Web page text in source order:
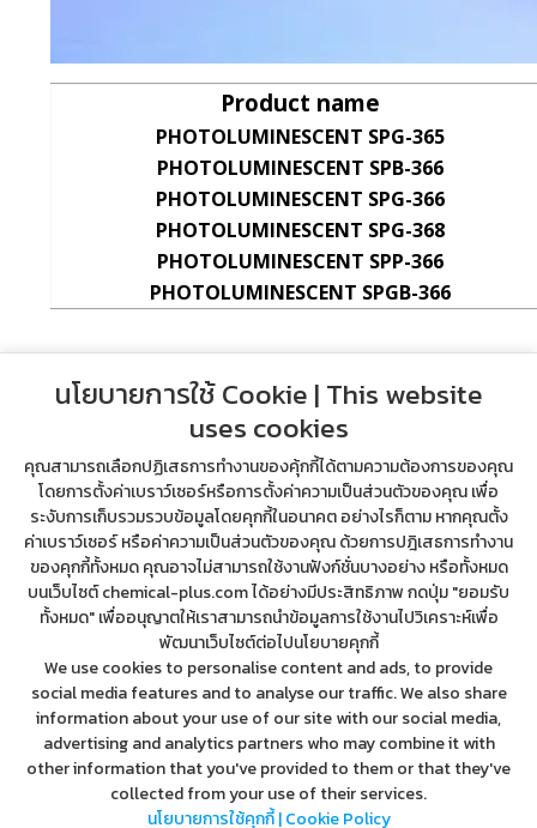
Product name
PHOTOLUMINESCENT SPG-365
PHOTOLUMINESCENT SPB-366
PHOTOLUMINESCENT SPG-366
PHOTOLUMINESCENT SPG-368
PHOTOLUMINESCENT SPP-366
PHOTOLUMINESCENT SPGB-366
Address 999/99 Rama 9 Rd., Suanluang, Suanluang, Bangkok,
Thailand, 10250
tel. (662) 718-3994-9, (669) 7369-5326
contact@chemical-plus.com
We are your partner
บริษัท เคมิคอลพลัส จำกัด (สำนักงานใหญ่)
นโยบายการใช้ Cookie | This website
uses cookies
คุณสามารถเลือกปฏิเสธการทำงานของคุ้กกี้ได้ตามความต้องการของคุณ
โดยการตั้งค่าเบราว์เซอร์หรือการตั้งค่าความเป็นส่วนตัวของคุณ เพื่อ
ระงับการเก็บรวมรวบข้อมูลโดยคุกกี้ในอนาคต อย่างไรก็ตาม หากคุณตั้ง
ค่าเบราว์เซอร์ หรือค่าความเป็นส่วนตัวของคุณ ด้วยการปฎิเสธการทำงาน
ของคุกกี้ทั้งหมด คุณอาจไม่สามารถใช้งานฟังก์ชั่นบางอย่าง หรือทั้งหมด
บนเว็บไซต์ chemical-plus.com ได้อย่างมีประสิทธิภาพ กดปุ่ม "ยอมรับ
ทั้งหมด" เพื่ออนุญาตให้เราสามารถนำข้อมูลการใช้งานไปวิเคราะห์เพื่อ
พัฒนาเว็บไซต์ต่อไปนโยบายคุกกี้
We use cookies to personalise content and ads, to provide
social media features and to analyse our traffic. We also share
information about your use of our site with our social media,
advertising and analytics partners who may combine it with
other information that you've provided to them or that they've
collected from your use of their services.
นโยบายการใช้คุกกี้ | Cookie Policy